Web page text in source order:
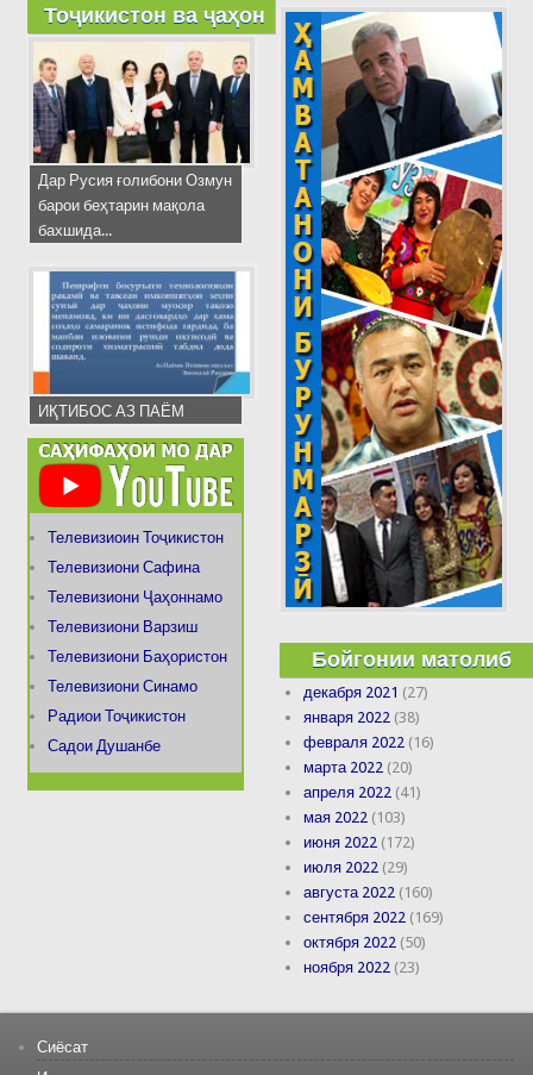
Тоҷикистон ва ҷаҳон
Дар Русия ғолибони Озмун
барои беҳтарин мақола
бахшида...
ИҚТИБОС АЗ ПАЁМ
Телевизиоин Тоҷикистон
Телевизиони Сафина
Телевизиони Ҷаҳоннамо
Телевизиони Варзиш
Телевизиони Баҳористон
Телевизиони Синамо
Радиои Тоҷикистон
Садои Душанбе
Бойгонии матолиб
декабря 2021 (27)
января 2022 (38)
февраля 2022 (16)
марта 2022 (20)
апреля 2022 (41)
мая 2022 (103)
июня 2022 (172)
июля 2022 (29)
августа 2022 (160)
сентября 2022 (169)
октября 2022 (50)
ноября 2022 (23)
Сиёсат